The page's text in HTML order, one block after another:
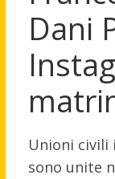
Dani
Unioni civili
sono unite